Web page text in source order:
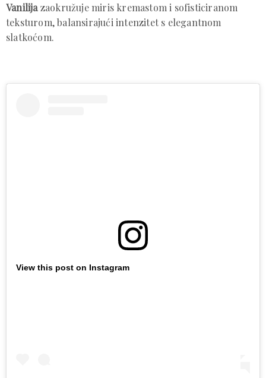
Vanilijazaokružuje miris kremastom i sofisticiranom
teksturom, balansirajući intenzitet s elegantnom
slatkoćom.
View this post on Instagram